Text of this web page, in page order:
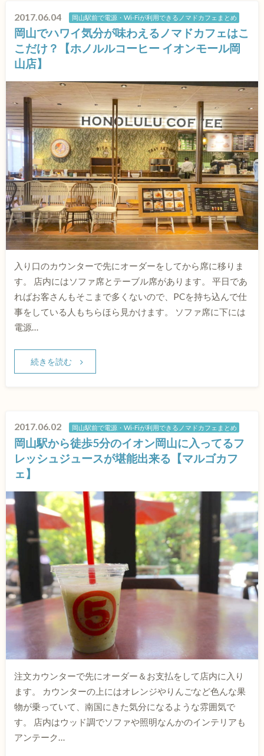
2017.06.04 岡山駅前で電源・Wi-Fiが利用できるノマドカフェまとめ
岡山でハワイ気分が味わえるノマドカフェはこ
こだけ？【ホノルルコーヒー イオンモール岡
山店】
入り口のカウンターで先にオーダーをしてから席に移りま
す。 店内にはソファ席とテーブル席があります。 平日であ
ればお客さんもそこまで多くないので、PCを持ち込んで仕
事をしている人もちらほら見かけます。 ソファ席に下には
電源…
続きを読む
2017.06.02 岡山駅前で電源・Wi-Fiが利用できるノマドカフェまとめ
岡山駅から徒歩5分のイオン岡山に入ってるフ
レッシュジュースが堪能出来る【マルゴカフ
ェ】
注文カウンターで先にオーダー＆お支払をして店内に入り
ます。 カウンターの上にはオレンジやりんごなど色んな果
物が乗っていて、南国にきた気分になるような雰囲気で
す。 店内はウッド調でソファや照明なんかのインテリアも
アンテーク…